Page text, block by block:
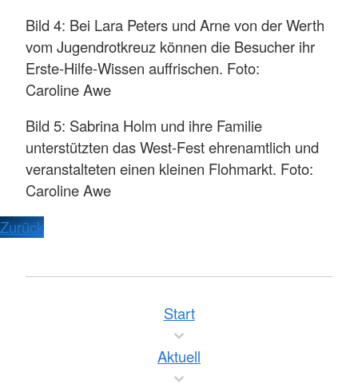
Bild 4: Bei Lara Peters und Arne von der Werth
vom Jugendrotkreuz können die Besucher ihr
Erste-Hilfe-Wissen auffrischen. Foto:
Caroline Awe
Bild 5: Sabrina Holm und ihre Familie
unterstützten das West-Fest ehrenamtlich und
veranstalteten einen kleinen Flohmarkt. Foto:
Caroline Awe
Zurück
Start
Aktuell